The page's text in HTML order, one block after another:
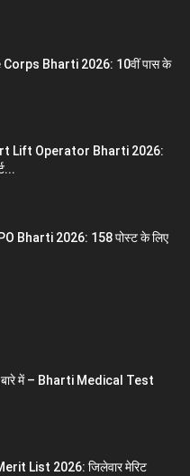
Bharti 2026: 10वीं पास के
Lift Operator Bharti 2026:
Bharti 2026: 158 पोस्ट के लिए
बारे में – Bharti Medical Test
List 2026: जिलेवार मेरिट